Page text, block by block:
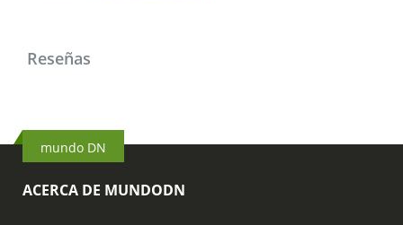
Reseñas
mundo DN
ACERCA DE MUNDODN